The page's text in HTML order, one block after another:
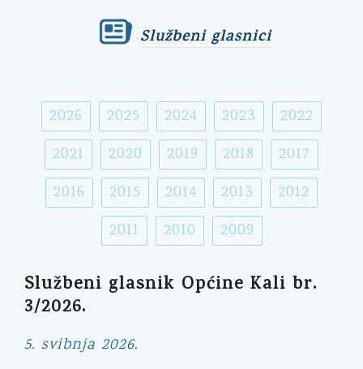
Službeni glasnici
2026 2025 2024 2023
2022
2021
2020 2019 2018
2017
2016
2015 2014 2013
2012
2011
2010 2009
Službeni glasnik Općine Kali br.
3/2026.
5. svibnja 2026.